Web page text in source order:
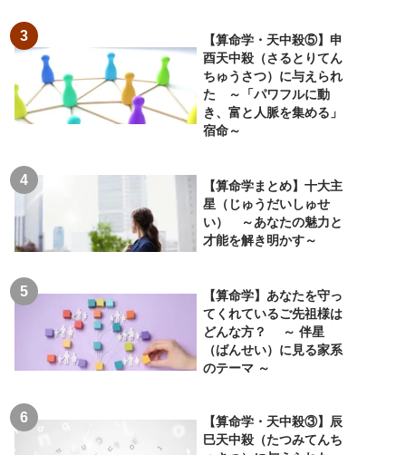
【算命学・天中殺⑤】申
酉天中殺（さるとりてん
ちゅうさつ）に与えられ
た ～「パワフルに動
き、富と人脈を集める」
宿命～
【算命学まとめ】十大主
星（じゅうだいしゅせ
い） ～あなたの魅力と
才能を解き明かす～
【算命学】あなたを守っ
てくれているご先祖様は
どんな方？ ～ 伴星
（ばんせい）に見る家系
のテーマ ～
【算命学・天中殺③】辰
巳天中殺（たつみてんち